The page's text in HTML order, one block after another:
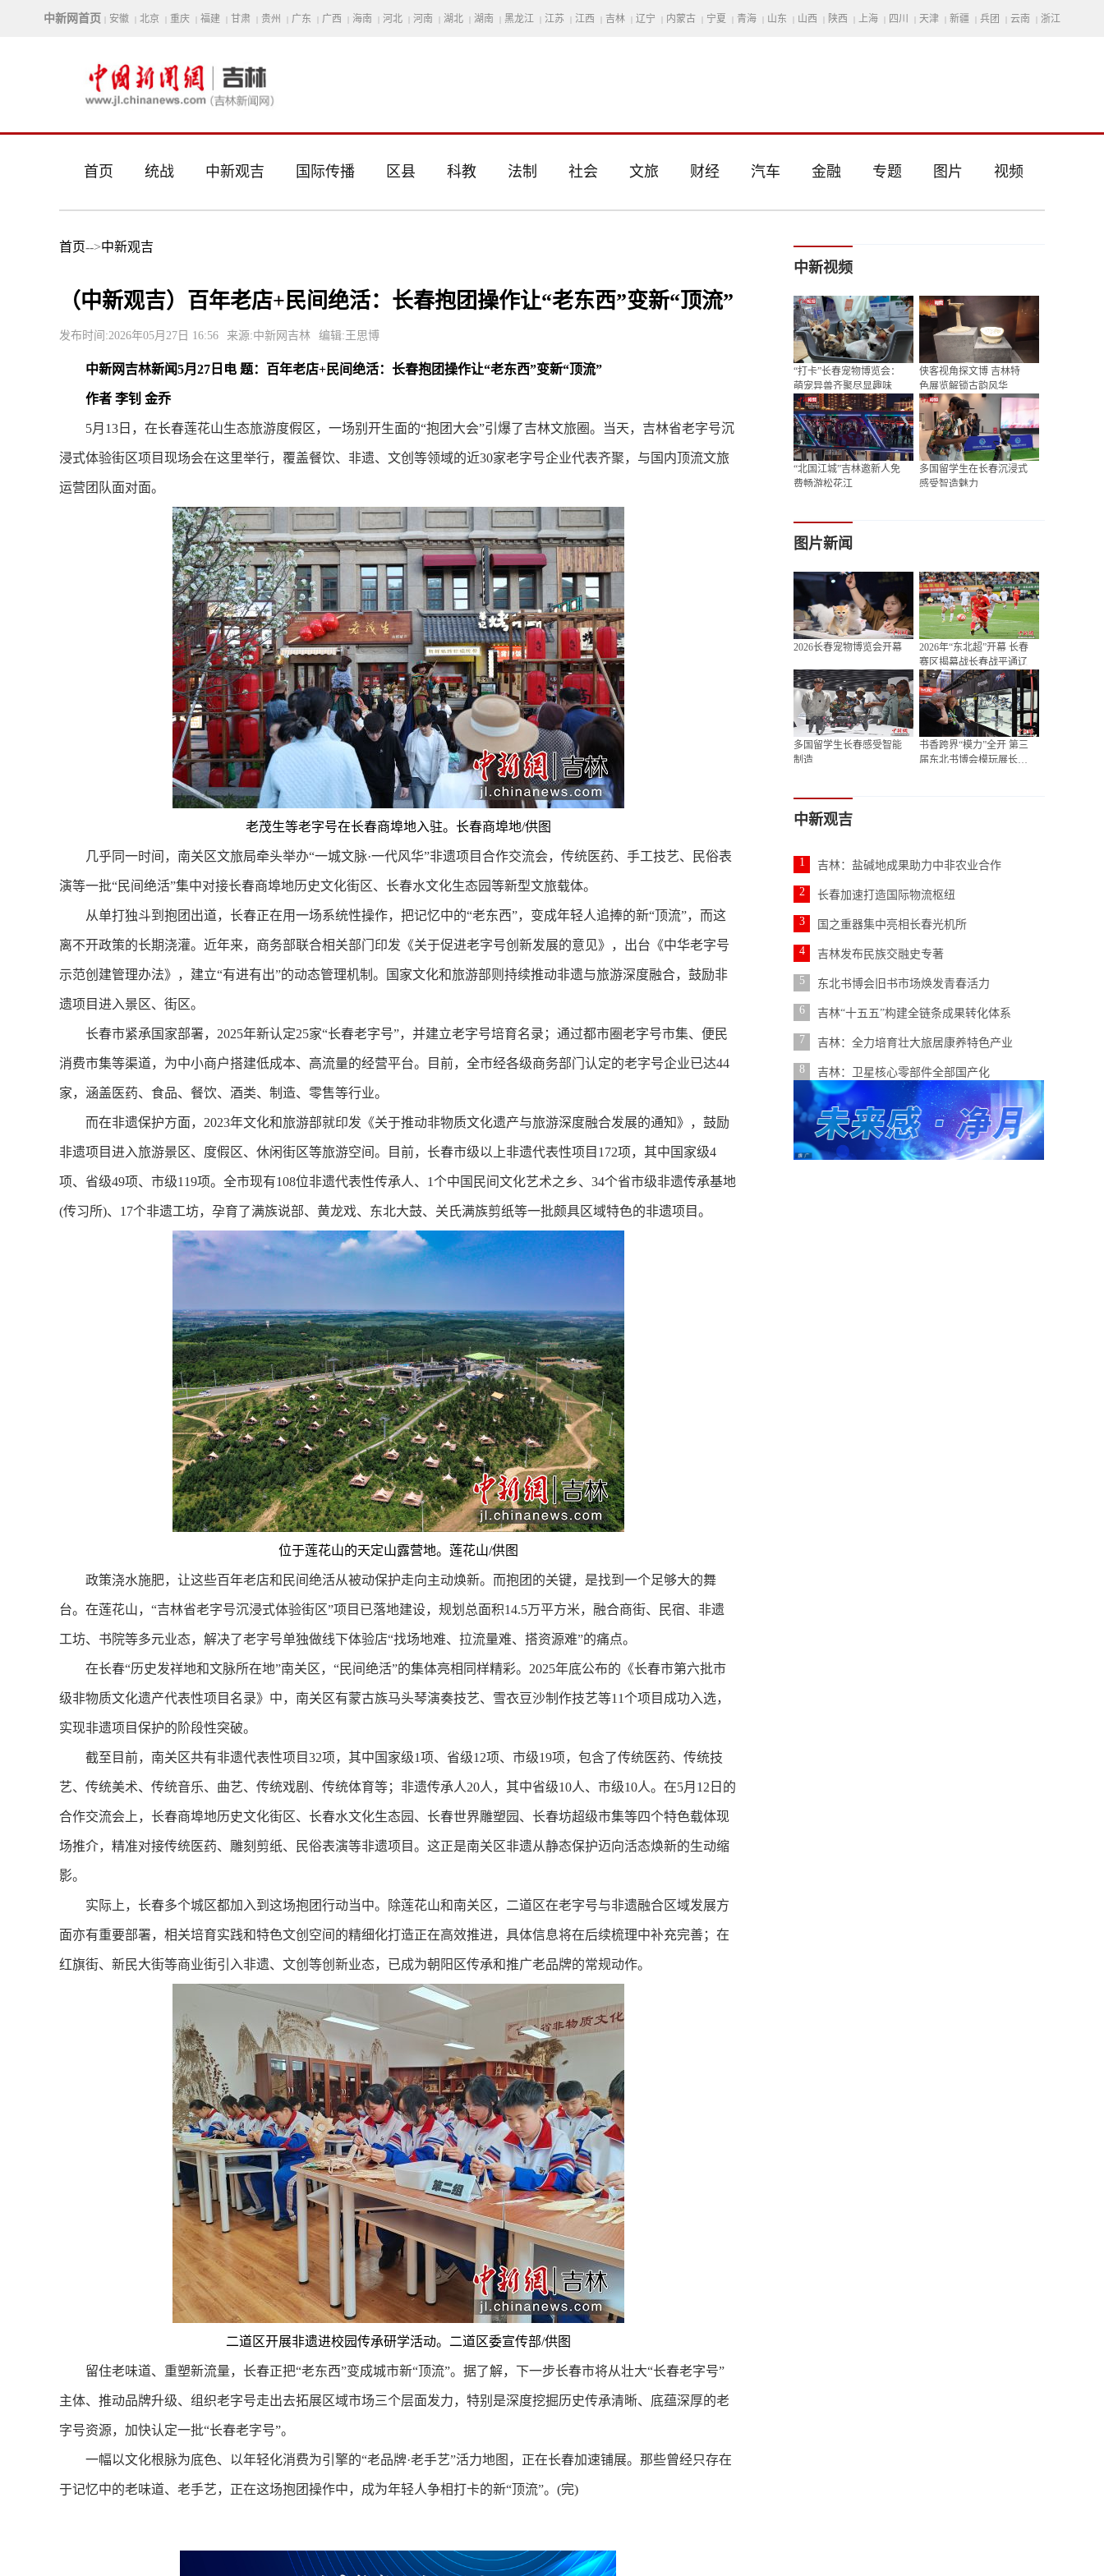
中新网首页 | 安徽 | 北京 | 重庆 | 福建 | 甘肃 | 贵州 | 广东 | 广西 | 海南 | 河北 | 河南 | 湖北 | 湖南 | 黑龙江 | 江苏 | 江西 | 吉林 | 辽宁 | 内蒙古 | 宁夏 | 青海 | 山东 | 山西 | 陕西 | 上海 | 四川 | 天津 | 新疆 | 兵团 | 云南 | 浙江
首页 统战 中新观吉 国际传播 区县 科教 法制 社会 文旅 财经 汽车 金融 专题 图片 视频
首页-->中新观吉
（中新观吉）百年老店+民间绝活：长春抱团操作让“老东西”变新“顶流”
发布时间:2026年05月27日 16:56 来源:中新网吉林 编辑:王思博
中新网吉林新闻5月27日电 题：百年老店+民间绝活：长春抱团操作让“老东西”变新“顶流”
作者 李钊 金乔
5月13日，在长春莲花山生态旅游度假区，一场别开生面的“抱团大会”引爆了吉林文旅圈。当天，吉林省老字号沉
浸式体验街区项目现场会在这里举行，覆盖餐饮、非遗、文创等领域的近30家老字号企业代表齐聚，与国内顶流文旅
运营团队面对面。
老茂生等老字号在长春商埠地入驻。长春商埠地/供图
几乎同一时间，南关区文旅局牵头举办“一城文脉·一代风华”非遗项目合作交流会，传统医药、手工技艺、民俗表
演等一批“民间绝活”集中对接长春商埠地历史文化街区、长春水文化生态园等新型文旅载体。
从单打独斗到抱团出道，长春正在用一场系统性操作，把记忆中的“老东西”，变成年轻人追捧的新“顶流”，而这
离不开政策的长期浇灌。近年来，商务部联合相关部门印发《关于促进老字号创新发展的意见》，出台《中华老字号
示范创建管理办法》，建立“有进有出”的动态管理机制。国家文化和旅游部则持续推动非遗与旅游深度融合，鼓励非
遗项目进入景区、街区。
长春市紧承国家部署，2025年新认定25家“长春老字号”，并建立老字号培育名录；通过都市圈老字号市集、便民
消费市集等渠道，为中小商户搭建低成本、高流量的经营平台。目前，全市经各级商务部门认定的老字号企业已达44
家，涵盖医药、食品、餐饮、酒类、制造、零售等行业。
而在非遗保护方面，2023年文化和旅游部就印发《关于推动非物质文化遗产与旅游深度融合发展的通知》，鼓励
非遗项目进入旅游景区、度假区、休闲街区等旅游空间。目前，长春市级以上非遗代表性项目172项，其中国家级4
项、省级49项、市级119项。全市现有108位非遗代表性传承人、1个中国民间文化艺术之乡、34个省市级非遗传承基地
(传习所)、17个非遗工坊，孕育了满族说部、黄龙戏、东北大鼓、关氏满族剪纸等一批颇具区域特色的非遗项目。
位于莲花山的天定山露营地。莲花山/供图
政策浇水施肥，让这些百年老店和民间绝活从被动保护走向主动焕新。而抱团的关键，是找到一个足够大的舞
台。在莲花山，“吉林省老字号沉浸式体验街区”项目已落地建设，规划总面积14.5万平方米，融合商街、民宿、非遗
工坊、书院等多元业态，解决了老字号单独做线下体验店“找场地难、拉流量难、搭资源难”的痛点。
在长春“历史发祥地和文脉所在地”南关区，“民间绝活”的集体亮相同样精彩。2025年底公布的《长春市第六批市
级非物质文化遗产代表性项目名录》中，南关区有蒙古族马头琴演奏技艺、雪衣豆沙制作技艺等11个项目成功入选，
实现非遗项目保护的阶段性突破。
截至目前，南关区共有非遗代表性项目32项，其中国家级1项、省级12项、市级19项，包含了传统医药、传统技
艺、传统美术、传统音乐、曲艺、传统戏剧、传统体育等；非遗传承人20人，其中省级10人、市级10人。在5月12日的
合作交流会上，长春商埠地历史文化街区、长春水文化生态园、长春世界雕塑园、长春坊超级市集等四个特色载体现
场推介，精准对接传统医药、雕刻剪纸、民俗表演等非遗项目。这正是南关区非遗从静态保护迈向活态焕新的生动缩
影。
实际上，长春多个城区都加入到这场抱团行动当中。除莲花山和南关区，二道区在老字号与非遗融合区域发展方
面亦有重要部署，相关培育实践和特色文创空间的精细化打造正在高效推进，具体信息将在后续梳理中补充完善；在
红旗街、新民大街等商业街引入非遗、文创等创新业态，已成为朝阳区传承和推广老品牌的常规动作。
二道区开展非遗进校园传承研学活动。二道区委宣传部/供图
留住老味道、重塑新流量，长春正把“老东西”变成城市新“顶流”。据了解，下一步长春市将从壮大“长春老字号”
主体、推动品牌升级、组织老字号走出去拓展区域市场三个层面发力，特别是深度挖掘历史传承清晰、底蕴深厚的老
字号资源，加快认定一批“长春老字号”。
一幅以文化根脉为底色、以年轻化消费为引擎的“老品牌·老手艺”活力地图，正在长春加速铺展。那些曾经只存在
于记忆中的老味道、老手艺，正在这场抱团操作中，成为年轻人争相打卡的新“顶流”。(完)
中新视频
“打卡”长春宠物博览会：
萌宠异兽齐聚尽显趣味
侠客视角探文博 吉林特
色展览解锁古韵风华
“北国江城”吉林邀新人免
费畅游松花江
多国留学生在长春沉浸式
感受智造魅力
图片新闻
2026长春宠物博览会开幕
2026年“东北超”开幕 长春
赛区揭幕战长春战平通辽
多国留学生长春感受智能
制造
书香跨界“模力”全开 第三
届东北书博会模玩展长春
中新观吉
1 吉林：盐碱地成果助力中非农业合作
2 长春加速打造国际物流枢纽
3 国之重器集中亮相长春光机所
4 吉林发布民族交融史专著
5 东北书博会旧书市场焕发青春活力
6 吉林“十五五”构建全链条成果转化体系
7 吉林：全力培育壮大旅居康养特色产业
8 吉林：卫星核心零部件全部国产化